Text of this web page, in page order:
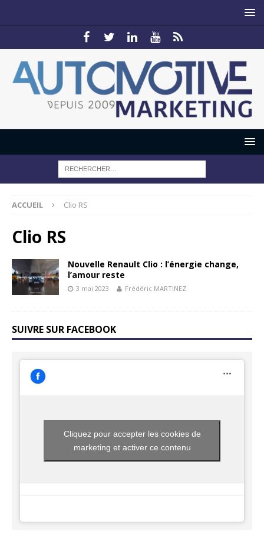
ACCUEIL Clio RS
Clio RS
Nouvelle Renault Clio : l’énergie change,
l’amour reste
3 mai 2023 Frédéric MARTINEZ
SUIVRE SUR FACEBOOK
Cliquez pour accepter les cookies de
marketing et activer ce contenu